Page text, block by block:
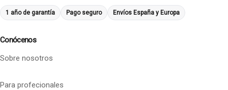
1 año de garantía Pago seguro Envíos España y Europa
Conócenos
Sobre nosotros
Para profecionales